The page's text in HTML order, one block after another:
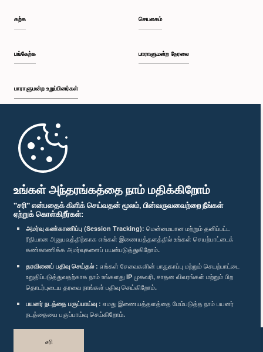
உங்கள் அந்தரங்கத்தை நாம் மதிக்கிறோம்
"சரி" என்பதைக் கிளிக் செய்வதன் மூலம், பின்வருவனவற்றை நீங்கள்
ஏற்றுக் கொள்கிறீர்கள்:
அமர்வு கண்காணிப்பு (Session Tracking): மென்மையான மற்றும் தனிப்பட்ட
ரீதியான அனுபவத்திற்காக எங்கள் இணையத்தளத்தில் உங்கள் செயற்பாட்டைக்
கண்காணிக்க அமர்வுகளைப் பயன்படுத்துகிறோம்.
தரவினைப் பதிவு செய்தல் : எங்கள் சேவைகளின் பாதுகாப்பு மற்றும் செயற்பாட்டை
உறுதிப்படுத்துவதற்காக நாம் உங்களது IP முகவரி, சாதன விவரங்கள் மற்றும் பிற
தொடர்புடைய தரவை நாங்கள் பதிவு செய்கிறோம்.
பயனர் நடத்தை பகுப்பாய்வு : எமது இணையத்தளத்தை மேம்படுத்த நாம் பயனர்
நடத்தையை பகுப்பாய்வு செய்கிறோம்.
சரி
கற்க
பங்கேற்க
பாராளுமன்ற உறுப்பினர்கள்
முதற்பக்கம்
செயலகம்
பாராளுமன்ற நேரலை
பாராளுமன்ற கையடக்க செயலி
எம்மை பின்தொடர்க :
விருதுகள்
தனியுரிமைக் கொள்கை